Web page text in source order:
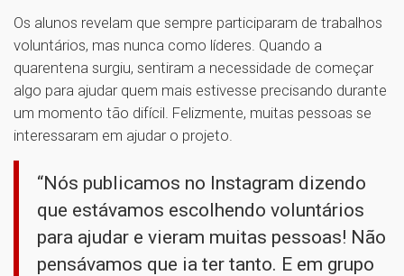
Os alunos revelam que sempre participaram de trabalhos
voluntários, mas nunca como líderes. Quando a
quarentena surgiu, sentiram a necessidade de começar
algo para ajudar quem mais estivesse precisando durante
um momento tão difícil. Felizmente, muitas pessoas se
interessaram em ajudar o projeto.
“Nós publicamos no Instagram dizendo
que estávamos escolhendo voluntários
para ajudar e vieram muitas pessoas! Não
pensávamos que ia ter tanto. E em grupo